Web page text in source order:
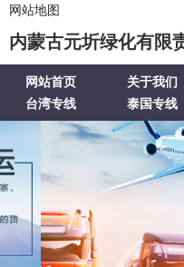
网站地图
内蒙古元圻绿化有限
网站首页 关于我们
台湾专线
泰国专线